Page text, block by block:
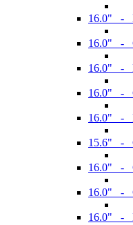
16.0" -
16.0" -
16.0" -
16.0" -
16.0" -
15.6" -
16.0" -
16.0" -
16.0" -